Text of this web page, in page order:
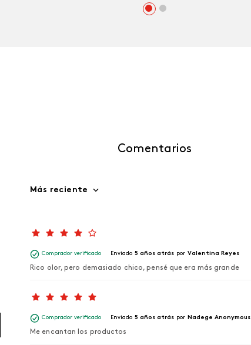
Comentarios
Más reciente
Comprador verificado Enviado 5 años atrás por Valentina Reyes
Rico olor, pero demasiado chico, pensé que era más grande
Comprador verificado Enviado 5 años atrás por Nadege Anonymous
Me encantan los productos